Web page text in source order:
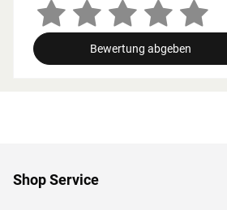
Zusammenhang müssen die
breite beachtet werden.
Grundausstattung
das Sauna-Erlebnis besonders
Saunabänke werden mitgeliefert: 3
Bewertung abgeben
Shop Service